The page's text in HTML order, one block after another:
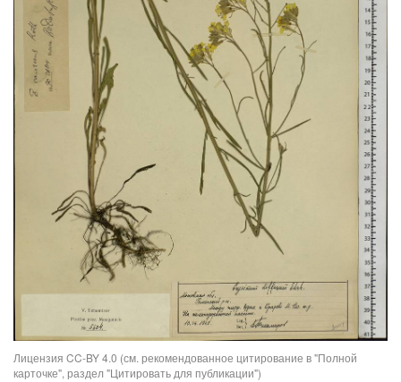
Лицензия CC-BY 4.0 (см. рекомендованное цитирование в "Полной
карточке", раздел "Цитировать для публикации")